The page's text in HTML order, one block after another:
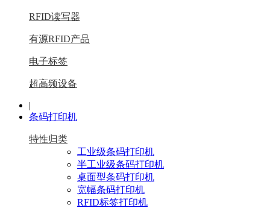
RFID读写器
有源RFID产品
电子标签
超高频设备
|
条码打印机
特性归类
工业级条码打印机
半工业级条码打印机
桌面型条码打印机
宽幅条码打印机
RFID标签打印机